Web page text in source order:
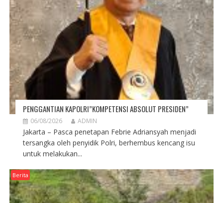
PENGGANTIAN KAPOLRI”KOMPETENSI ABSOLUT PRESIDEN”
06/08/2026 ADMIN
Jakarta – Pasca penetapan Febrie Adriansyah menjadi
tersangka oleh penyidik Polri, berhembus kencang isu
untuk melakukan...
Berita